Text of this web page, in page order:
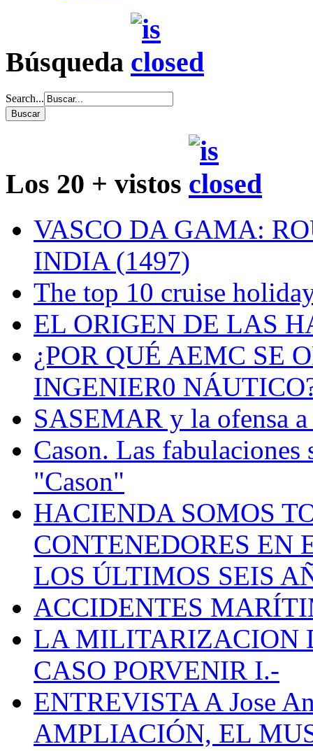
Búsqueda
Search...
Los 20 + vistos
VASCO DA GAMA:
INDIA (1497)
The top 10 cruise
EL ORIGEN DE LAS
¿POR QUÉ AEMC SE
INGENIER0
SASEMAR y la ofensa a
Cason. Las fabulaciones
"Cason"
HACIENDA SOMOS
CONTENEDORES EN
LOS ÚLTIMOS SEIS
ACCIDENTES
LA MILITARIZACION
CASO PORVENIR I.-
ENTREVISTA A Jose
AMPLIACIÓN, EL